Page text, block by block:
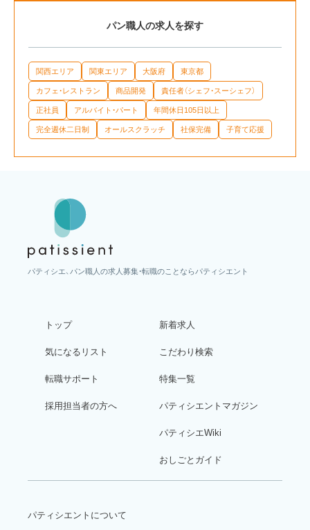
パン職人の求人を探す
関西エリア 関東エリア 大阪府 東京都
カフェ・レストラン 商品開発 責任者（シェフ・スーシェフ）
正社員 アルバイト・パート 年間休日105日以上
完全週休二日制 オールスクラッチ 社保完備 子育て応援
パティシエ、パン職人の求人募集・転職のことならパティシエント
トップ
気になるリスト
転職サポート
採用担当者の方へ
新着求人
こだわり検索
特集一覧
パティシエントマガジン
パティシエWiki
おしごとガイド
パティシエントについて